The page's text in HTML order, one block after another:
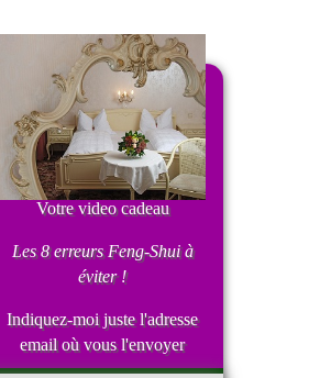
Votre video cadeau
Les 8 erreurs Feng-Shuià
éviter !
Indiquez-moi juste l'adresse
email où vous l'envoyer